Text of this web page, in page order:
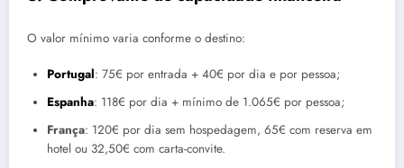
O valor mínimo varia conforme o destino:
Portugal: 75€ por entrada + 40€ por dia e por pessoa;
Espanha: 118€ por dia + mínimo de 1.065€ por pessoa;
França: 120€ por dia sem hospedagem, 65€ com reserva em
hotel ou 32,50€ com carta-convite.